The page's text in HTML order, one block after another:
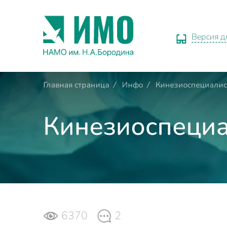
Версия
Главная страница / Инфо /
6370 2